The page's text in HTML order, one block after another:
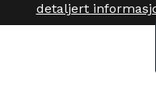
detaljert